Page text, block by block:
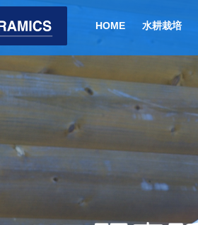
HOME 水耕栽培